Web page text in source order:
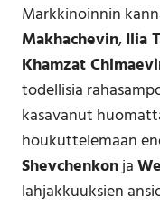
Markkinoinnin
Makhachevin,Ilia
Khamzat
todellisia
kasavanut
houkuttelemaan
Shevchenkonja
lahjakkuuksien